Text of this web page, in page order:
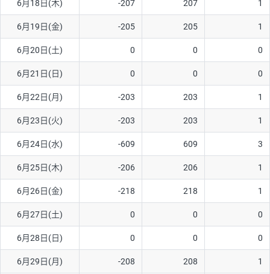
6月18日(木) -207 207 1
6月19日(金) -205 205 1
6月20日(土) 0 0 0
6月21日(日) 0 0 0
6月22日(月) -203 203 1
6月23日(火) -203 203 1
6月24日(水) -609 609 3
6月25日(木) -206 206 1
6月26日(金) -218 218 1
6月27日(土) 0 0 0
6月28日(日) 0 0 0
6月29日(月) -208 208 1